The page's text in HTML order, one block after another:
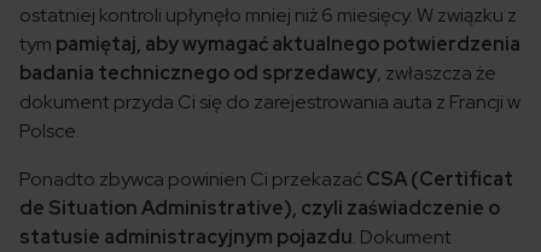
ostatniej kontroli upłynęło mniej niż 6 miesięcy. W związku z
tym pamiętaj, aby wymagać aktualnego potwierdzenia
badania technicznego od sprzedawcy, zwłaszcza że
dokument przyda Ci się do zarejestrowania auta z Francji w
Polsce.
Ponadto zbywca powinien Ci przekazaćCSA (Certificat
de Situation Administrative), czyli zaświadczenie o
statusie administracyjnym pojazdu. Dokument